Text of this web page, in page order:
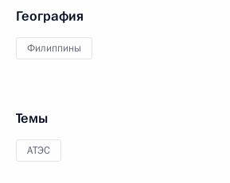
География
Филиппины
Темы
АТЭС